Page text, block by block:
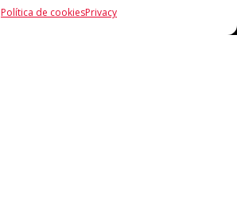
Política de cookiesPrivacy